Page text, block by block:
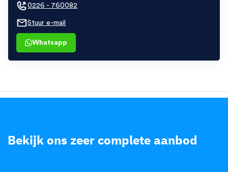
0226 - 760082
Stuur e-mail
Whatsapp
Bekijk ons zeer complete aanbod